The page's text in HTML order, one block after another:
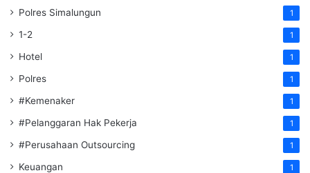
Polres Simalungun 1
1-2 1
Hotel 1
Polres 1
#Kemenaker 1
#Pelanggaran Hak Pekerja 1
#Perusahaan Outsourcing 1
Keuangan 1